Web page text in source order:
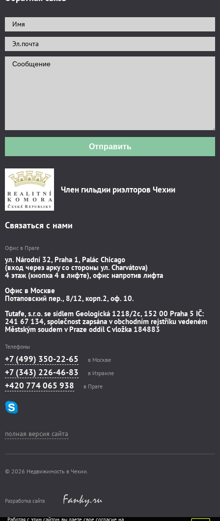
Отправить
Член гильдии риэлторов Чехии
Связаться с нами
Офис в Праге
ул. Národní 32, Praha 1, Palác Chicago
(вход через арку со стороны ул. Charvátova)
4 этаж (кнопка 4 в лифте), офис напротив лифта
Офис в Москве
Потаповский пер., 8/12, корп.2, оф. 10.
Tutafe, s.r.o. se sídlem Geologická 1218/2c, 152 00 Praha 5 IČ:
241 67 134, společnost zapsána v obchodním rejstříku vedeném
Městským soudem v Praze oddíl C vložka 184883
Телефоны
+7 (499) 350-22-65 в Москве
+7 (343) 226-46-83 в Израиле
+420 774 065 938 в Праге
полная версия сайта
© 2026 Недвижимость в Чехии.
Разработка сайта
Работая с этим сайтом, вы даете свое согласие на